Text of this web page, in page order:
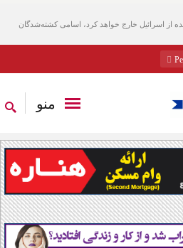
از اسرائیل خارج خواهد کرد، اسامی کشته‌شدگان
منو